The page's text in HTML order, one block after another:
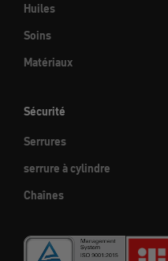
Huiles
Soins
Matériaux
Sécurité
Serrures
serrure à cylindre
Chaînes